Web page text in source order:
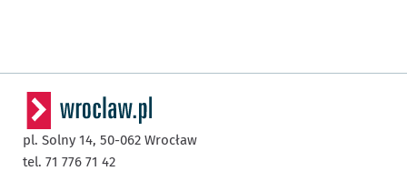
pl. Solny 14, 50-062 Wrocław
tel. 71 776 71 42